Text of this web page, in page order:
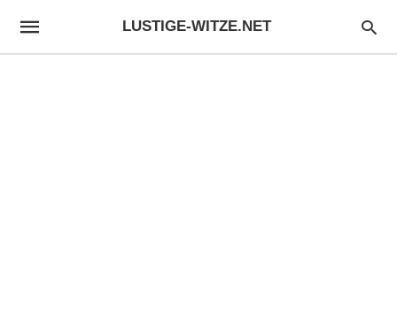
LUSTIGE-WITZE.NET